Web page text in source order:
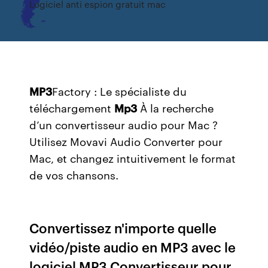
Logiciel anti espion gratuit mac
MP3Factory : Le spécialiste du
téléchargement Mp3 À la recherche
d’un convertisseur audio pour Mac ?
Utilisez Movavi Audio Converter pour
Mac, et changez intuitivement le format
de vos chansons.
Convertissez n'importe quelle
vidéo/piste audio en MP3 avec le